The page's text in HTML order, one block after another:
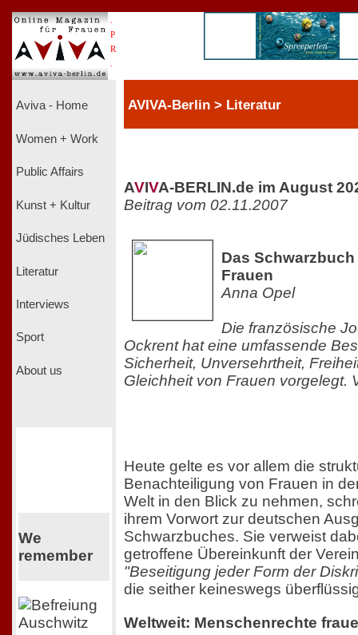
P
R
Aviva - Home
Women + Work
Public Affairs
Kunst + Kultur
Jüdisches Leben
Literatur
Interviews
Sport
About us
We
remember
AVIVA-Berlin > Literatur
AVIVA-BERLIN.de im August
Beitrag vom 02.11.2007
Das
Frauen
Anna Opel
Die französische
Ockrent hat eine umfassende
Sicherheit, Unversehrtheit,
Gleichheit von Frauen vorgelegt.
Heute gelte es vor allem die
Benachteiligung von Frauen in
Welt in den Blick zu nehmen,
ihrem Vorwort zur deutschen
Schwarzbuches. Sie verweist
getroffene Übereinkunft der
"Beseitigung jeder Form der
die seither keineswegs
Weltweit: Menschenrechte